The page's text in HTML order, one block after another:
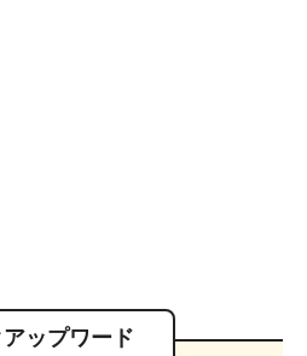
アップワード